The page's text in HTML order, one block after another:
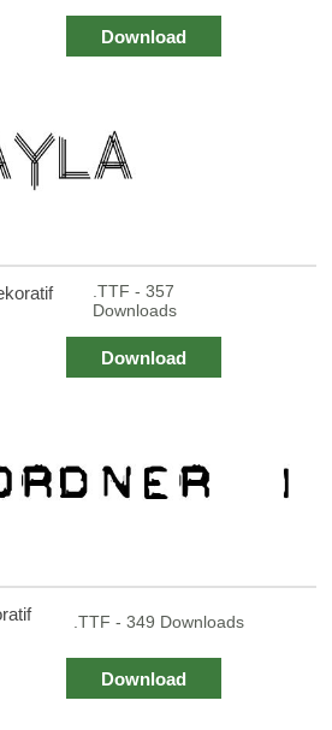
Download
.TTF - 357
Downloads
Download
.TTF - 349 Downloads
Download